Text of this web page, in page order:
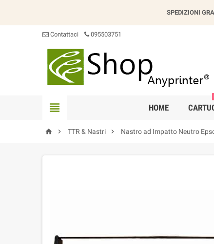
SPEDIZIONI
Contattaci 095503751
 HOME
  TTR & Nastri  Nastro ad Impatto Neutro